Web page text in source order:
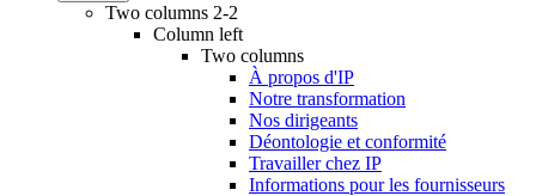
Two columns 2-2
Column left
Two columns
À propos d'IP
Notre transformation
Nos dirigeants
Déontologie et conformité
Travailler chez IP
Informations pour les fournisseurs